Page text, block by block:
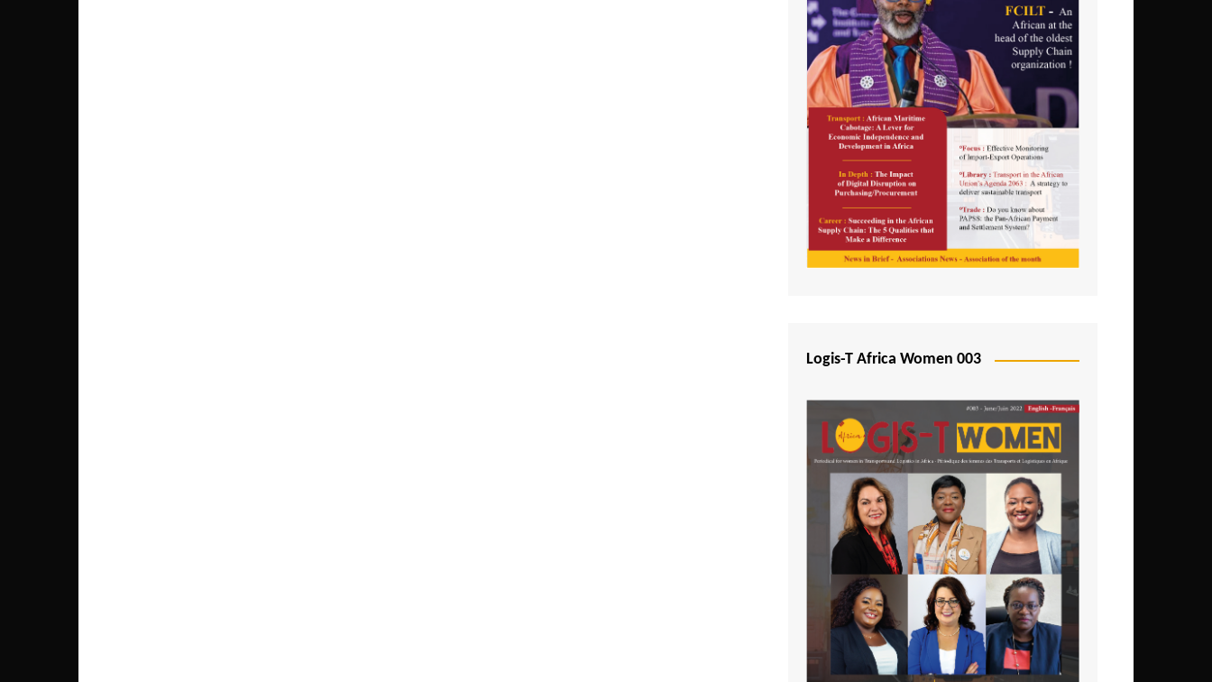
Logis-T Africa Women 003